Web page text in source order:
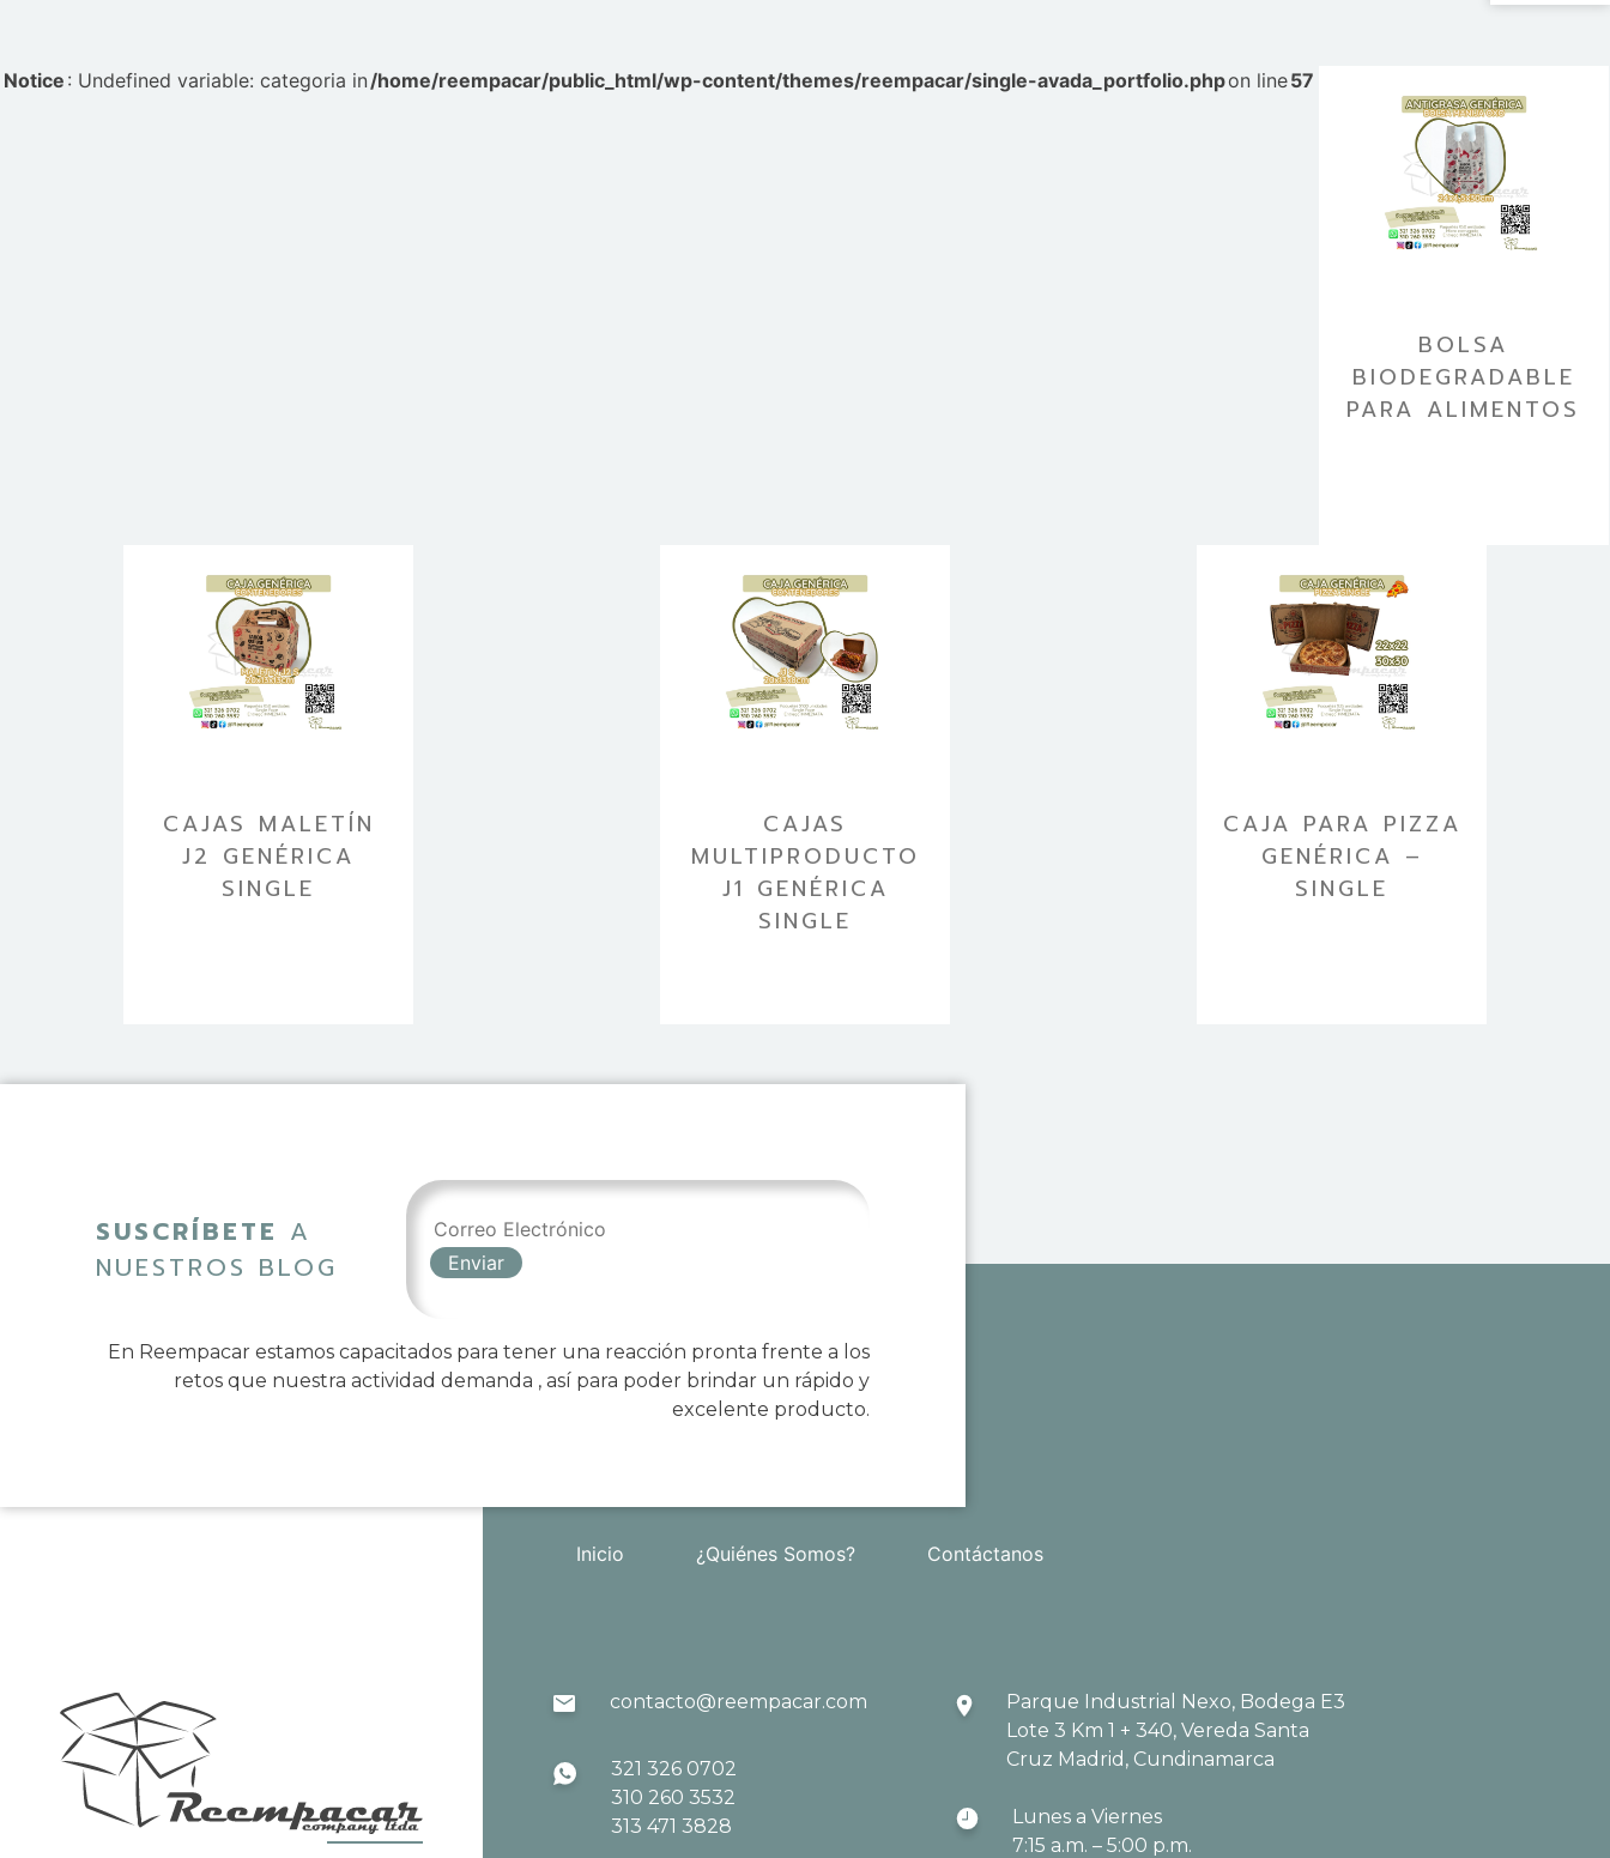
Notice : Undefined variable: categoria in/home/reempacar/public_html/wp-content/themes/reempacar/single-avada_portfolio.phpon line57
BOLSA
BIODEGRADABLE
PARA ALIMENTOS
CAJAS MALETÍN
J2 GENÉRICA
SINGLE
CAJAS
MULTIPRODUCTO
J1 GENÉRICA
SINGLE
CAJA PARA PIZZA
GENÉRICA –
SINGLE
SUSCRÍBETE A
NUESTROS BLOG
En Reempacar estamos capacitados para tener una reacción pronta frente a los
retos que nuestra actividad demanda , así para poder brindar un rápido y
excelente producto.
Inicio ¿Quiénes Somos? Contáctanos
contacto@reempacar.com
321 326 0702
310 260 3532
313 471 3828
Parque Industrial Nexo, Bodega E3
Lote 3 Km 1 + 340, Vereda Santa
Cruz Madrid, Cundinamarca
Lunes a Viernes
7:15 a.m. – 5:00 p.m.